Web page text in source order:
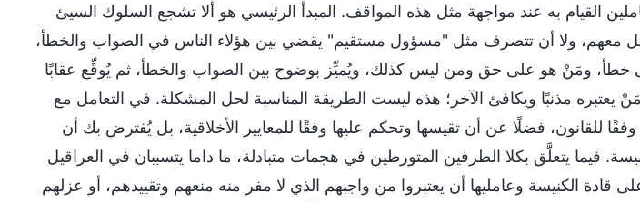
القيام به عند مواجهة مثل هذه المواقف. المبدأ الرئيسي هو ألا تشجع السلوك السيئ
معهم، ولا أن تتصرف مثل "مسؤول مستقيم" يقضي بين هؤلاء الناس في الصواب والخطأ،
ومَنْ هو على حق ومن ليس كذلك، ويُميِّز بوضوح بين الصواب والخطأ، ثم يُوقِّع عقابًا
يعتبره مذنبًا ويكافئ الآخر؛ هذه ليست الطريقة المناسبة لحل المشكلة. في التعامل مع
للقانون، فضلًا عن أن تقيسها وتحكم عليها وفقًا للمعايير الأخلاقية، بل يُفترض بك أن
فيما يتعلَّق بكلا الطرفين المتورطين في هجمات متبادلة، ما داما يتسببان في العراقيل
قادة الكنيسة وعامليها أن يعتبروا من واجبهم الذي لا مفر منه منعهم وتقييدهم، أو عزلهم